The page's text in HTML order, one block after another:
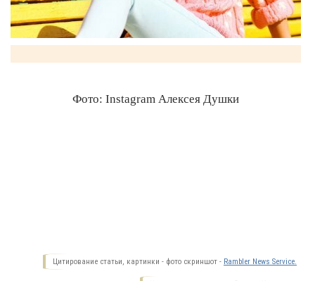
Фото: Instagram Алексея Душки
Цитирование статьи, картинки - фото скриншот - Rambler News Service.